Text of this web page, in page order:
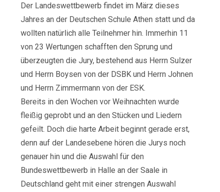
Der Landeswettbewerb findet im März dieses
Jahres an der Deutschen Schule Athen statt und da
wollten natürlich alle Teilnehmer hin. Immerhin 11
von 23 Wertungen schafften den Sprung und
überzeugten die Jury, bestehend aus Herrn Sulzer
und Herrn Boysen von der DSBK und Herrn Johnen
und Herrn Zimmermann von der ESK.
Bereits in den Wochen vor Weihnachten wurde
fleißig geprobt und an den Stücken und Liedern
gefeilt. Doch die harte Arbeit beginnt gerade erst,
denn auf der Landesebene hören die Jurys noch
genauer hin und die Auswahl für den
Bundeswettbewerb in Halle an der Saale in
Deutschland geht mit einer strengen Auswahl